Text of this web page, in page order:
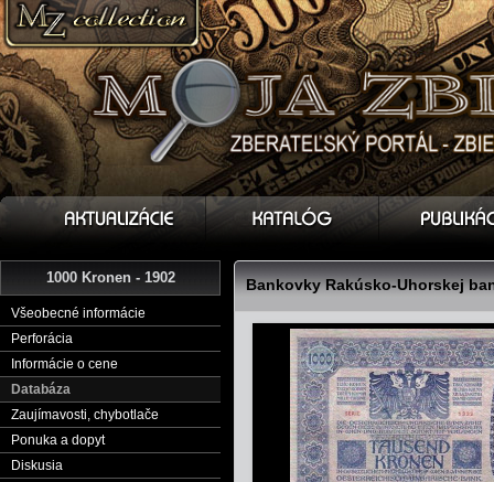
1000 Kronen - 1902
Všeobecné informácie
Perforácia
Informácie o cene
Databáza
Zaujímavosti, chybotlače
Ponuka a dopyt
Diskusia
Bankovky Rakúsko-Uhorskej